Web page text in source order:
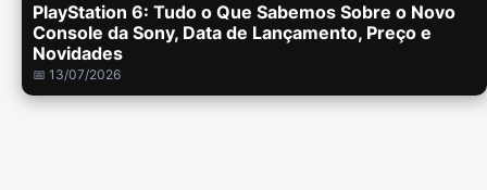
PlayStation 6: Tudo o Que Sabemos Sobre o Novo
Console da Sony, Data de Lançamento, Preço e
Novidades
📅 13/07/2026